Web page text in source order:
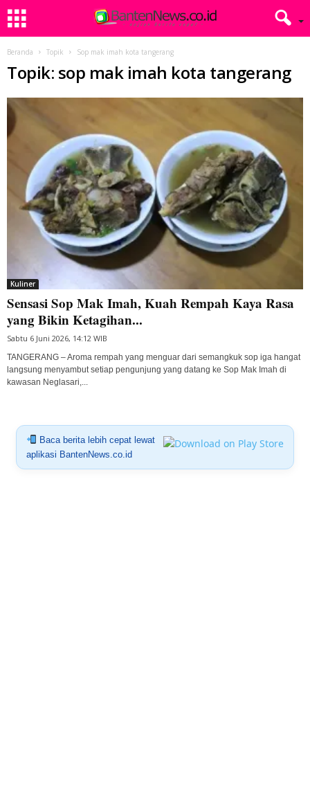
Beranda Topik Sop mak imah kota tangerang
Topik: sop mak imah kota tangerang
Kuliner
Sensasi Sop Mak Imah, Kuah Rempah Kaya Rasa
yang Bikin Ketagihan...
Sabtu 6 Juni 2026, 14:12 WIB
TANGERANG – Aroma rempah yang menguar dari semangkuk sop iga hangat
langsung menyambut setiap pengunjung yang datang ke Sop Mak Imah di
kawasan Neglasari,...
Baca berita lebih cepat lewat
aplikasi BantenNews.co.id